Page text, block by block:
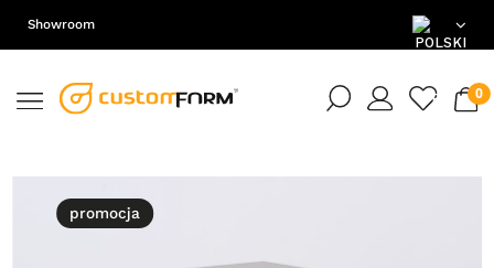
EN
PL
Showroom
promocja